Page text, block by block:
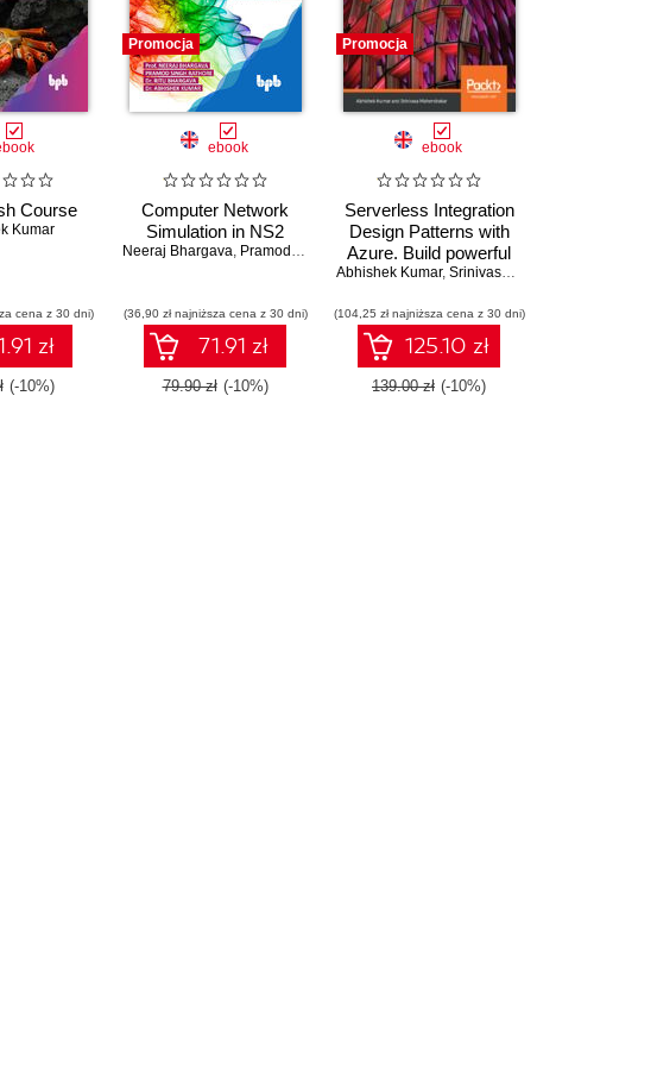
Course
Kumar
cena z 30 dni)
zł
(-10%)
Promocja
ebook
Computer Network
Simulation in NS2
Neeraj Bhargava, Pramod Singh Rathore , Dr. Ritu Bhargava,
(36,90 zł najniższa cena z 30 dni)
71.91 zł
79.90 zł (-10%)
Promocja
ebook
Serverless Integration
Design Patterns with
Azure. Build powerful
cloud solutions that
products
Abhishek Kumar, Srinivasa Mahendrakar
(104,25 zł najniższa cena z 30 dni)
125.10 zł
139.00 zł (-10%)